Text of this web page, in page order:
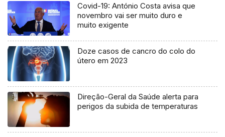
Covid-19: António Costa avisa que
novembro vai ser muito duro e
muito exigente
Doze casos de cancro do colo do
útero em 2023
Direção-Geral da Saúde alerta para
perigos da subida de temperaturas